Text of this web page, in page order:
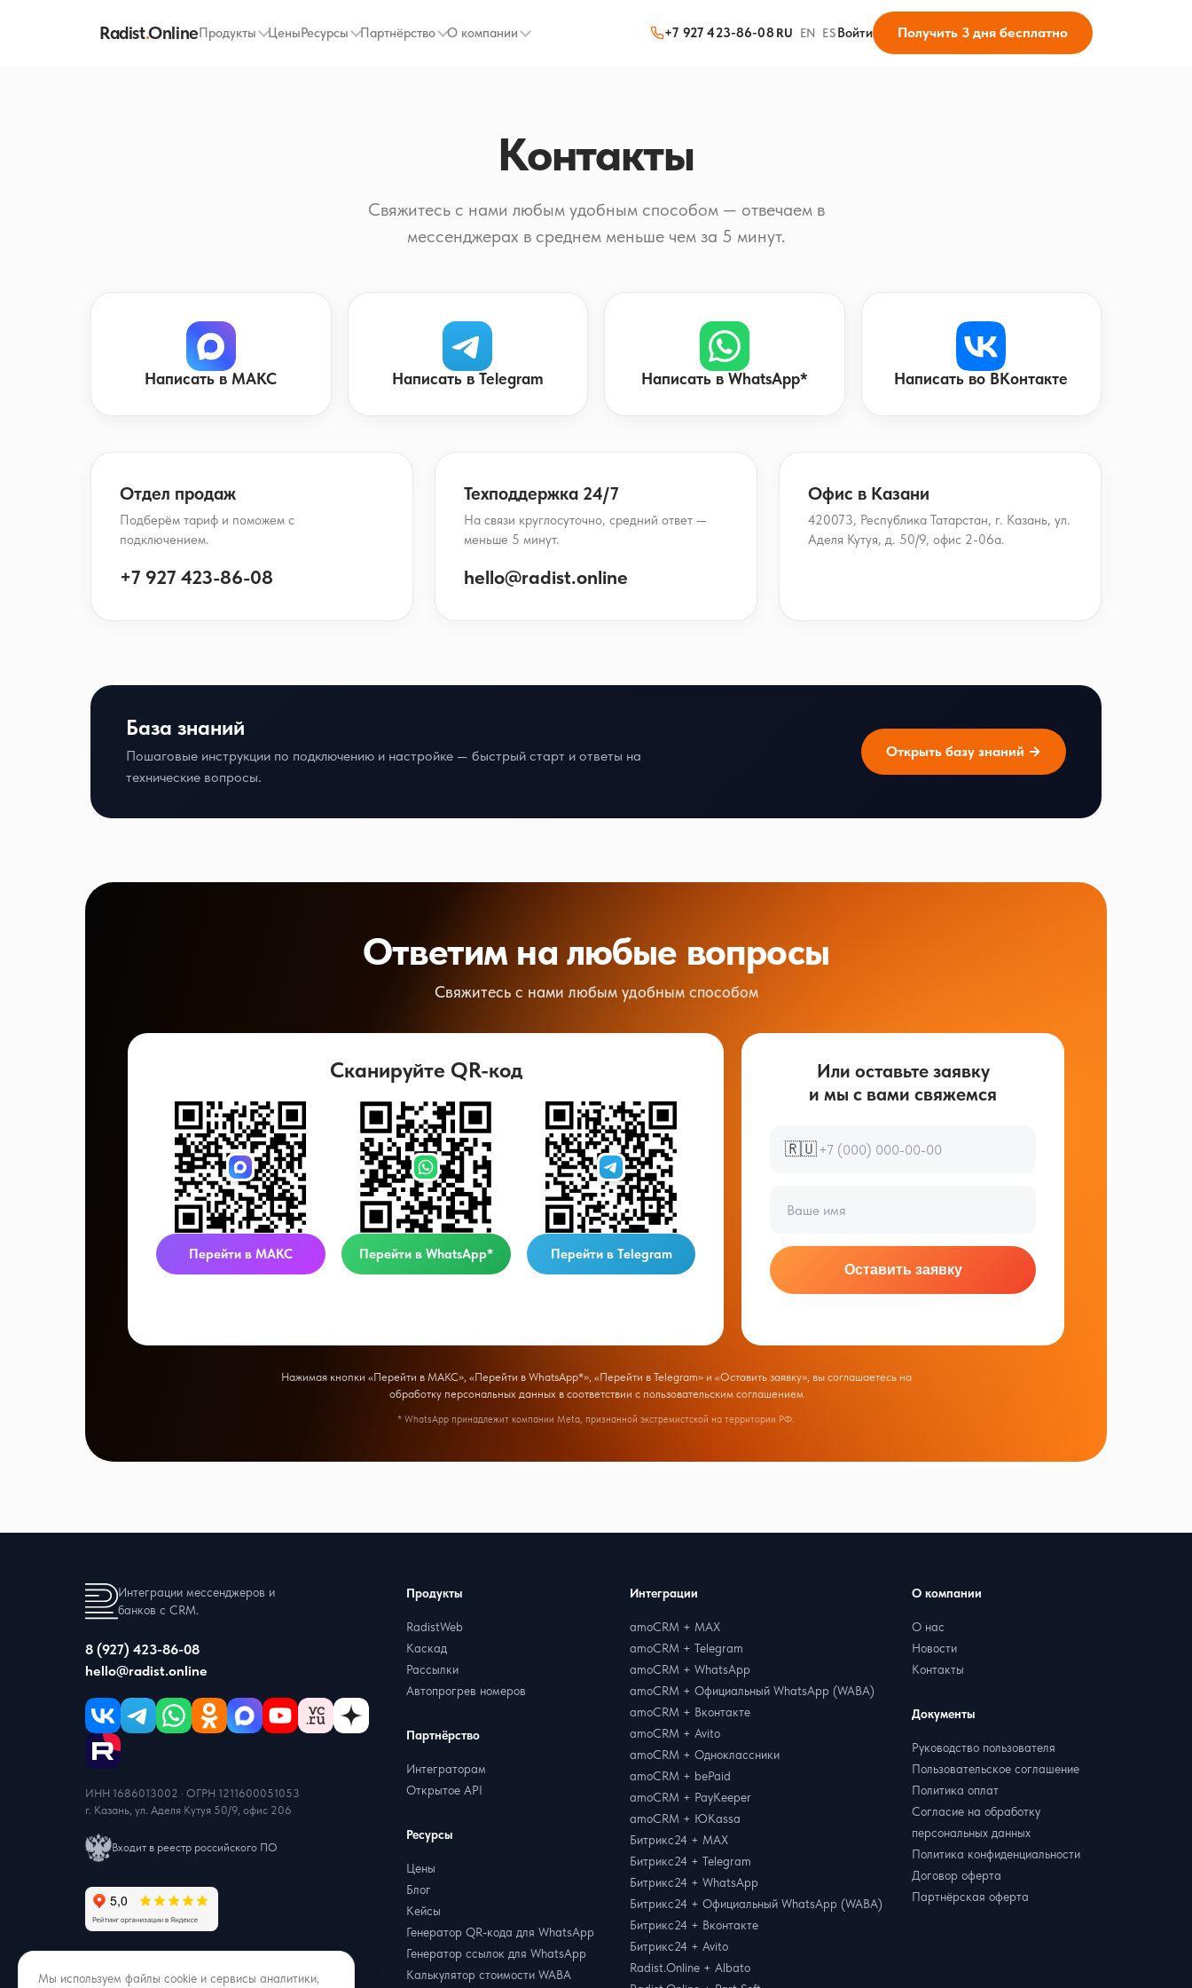
Radist.OnlineПродукты ЦеныРесурсы Партнёрство О компании +7 927 423-86-08 RU · EN · ESВойти Получить 3 дня бесплатно
Контакты
Свяжитесь с нами любым удобным способом — отвечаем в
мессенджерах в среднем меньше чем за 5 минут.
Написать в МАКС Написать в Telegram Написать в WhatsApp* Написать во ВКонтакте
Отдел продаж
Подберём тариф и поможем с
подключением.
+7 927 423-86-08
Техподдержка 24/7
На связи круглосуточно, средний ответ —
меньше 5 минут.
hello@radist.online
Офис в Казани
420073, Республика Татарстан, г. Казань, ул.
Аделя Кутуя, д. 50/9, офис 2-06а.
База знаний
Пошаговые инструкции по подключению и настройке — быстрый старт и ответы на
технические вопросы.
Открыть базу знаний →
Ответим на любые вопросы
Свяжитесь с нами любым удобным способом
Сканируйте QR-код
Перейти в МАКС Перейти в WhatsApp* Перейти в Telegram
Или оставьте заявку
и мы с вами свяжемся
🇷🇺
Оставить заявку
Нажимая кнопки «Перейти в МАКС», «Перейти в WhatsApp*», «Перейти в Telegram» и «Оставить заявку», вы соглашаетесь на
обработку персональных данных в соответствии с пользовательским соглашением
* WhatsApp принадлежит компании Meta, признанной экстремистской на территории РФ.
Интеграции мессенджеров и
банков с CRM.
8 (927) 423-86-08
hello@radist.online
ИНН 1686013002 · ОГРН 1211600051053
г. Казань, ул. Аделя Кутуя 50/9, офис 206
Входит в реестр российского ПО
Интеграции
amoCRM + MAX
amoCRM + Telegram
amoCRM + WhatsApp
amoCRM + Официальный WhatsApp (WABA)
amoCRM + Вконтакте
amoCRM + Avito
amoCRM + Одноклассники
amoCRM + bePaid
amoCRM + PayKeeper
amoCRM + ЮKassa
Битрикс24 + MAX
Битрикс24 + Telegram
Битрикс24 + WhatsApp
Битрикс24 + Официальный WhatsApp (WABA)
Битрикс24 + Вконтакте
Битрикс24 + Avito
Radist.Online + Albato
Продукты
RadistWeb
Каскад
Рассылки
Автопрогрев номеров
Партнёрство
Интеграторам
Открытое API
Ресурсы
Цены
Блог
Кейсы
Генератор QR-кода для WhatsApp
Генератор ссылок для WhatsApp
Калькулятор стоимости WABA
О компании
О нас
Новости
Контакты
Документы
Руководство пользователя
Пользовательское соглашение
Политика оплат
Согласие на обработку
персональных данных
Политика конфиденциальности
Договор оферта
Партнёрская оферта
Мы используем файлы cookie и сервисы аналитики,